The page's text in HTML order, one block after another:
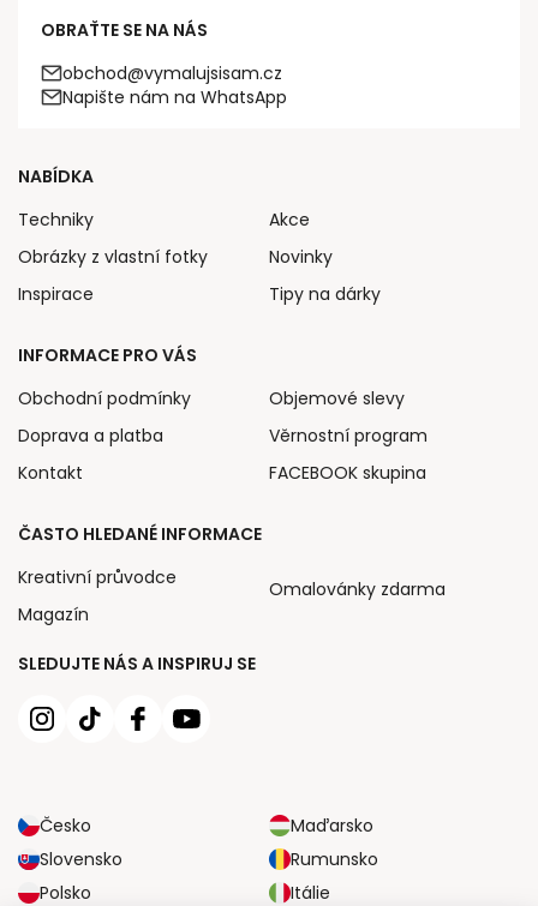
OBRAŤTE SE NA NÁS
obchod@vymalujsisam.cz
Napište nám na WhatsApp
SLEDUJTE NÁS A INSPIRUJ SE
Česko
Maďarsko
Slovensko
Rumunsko
Polsko
Itálie
NABÍDKA
Techniky
Obrázky z vlastní fotky
Inspirace
Akce
Novinky
Tipy na dárky
INFORMACE PRO VÁS
Obchodní podmínky
Doprava a platba
Kontakt
Objemové slevy
Věrnostní program
FACEBOOK skupina
ČASTO HLEDANÉ INFORMACE
Kreativní průvodce
Magazín
Omalovánky zdarma